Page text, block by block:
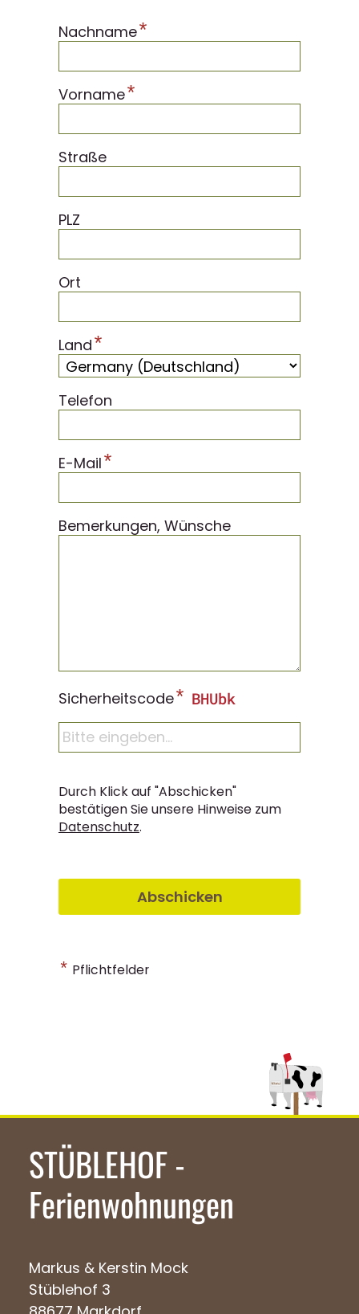
Nachname*
Vorname*
Straße
PLZ
Ort
Land*
Telefon
E-Mail*
Bemerkungen, Wünsche
Sicherheitscode*
Durch Klick auf "Abschicken"
bestätigen Sie unsere Hinweise zum
Datenschutz.
* Pflichtfelder
STÜBLEHOF -
Ferienwohnungen
Markus & Kerstin Mock
Stüblehof 3